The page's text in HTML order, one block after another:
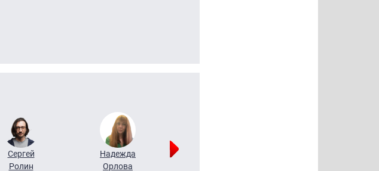
Сергей
Ролин
Надежда
Орлова